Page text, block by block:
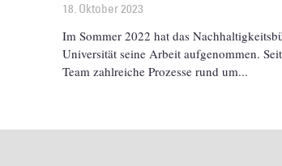
18. Oktober 2023
Im Sommer 2022 hat das
Universität seine Arbeit aufgenommen.
Team zahlreiche Prozesse rund um